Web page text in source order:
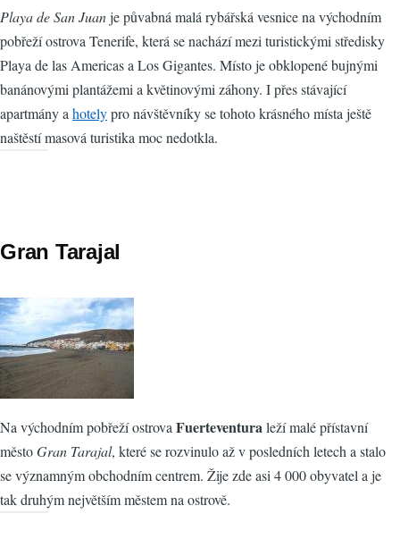
Playa de San Juanje půvabná malá rybářská vesnice na východním
pobřeží ostrova Tenerife, která se nachází mezi turistickými středisky
Playa de las Americas a Los Gigantes. Místo je obklopené bujnými
banánovými plantážemi a květinovými záhony. I přes stávající
apartmány a hotelypro návštěvníky se tohoto krásného místa ještě
naštěstí masová turistika moc nedotkla.
Gran Tarajal
Na východním pobřeží ostrova Fuerteventura leží malé přístavní
městoGran Tarajal, které se rozvinulo až v posledních letech a stalo
se významným obchodním centrem. Žije zde asi 4 000 obyvatel a je
tak druhým největším městem na ostrově.